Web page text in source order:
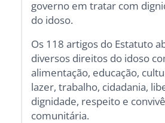
governo em tratar com
do idoso.
Os 118 artigos do Estatuto
diversos direitos do idoso
alimentação, educação,
lazer, trabalho, cidadania,
dignidade, respeito e
comunitária.